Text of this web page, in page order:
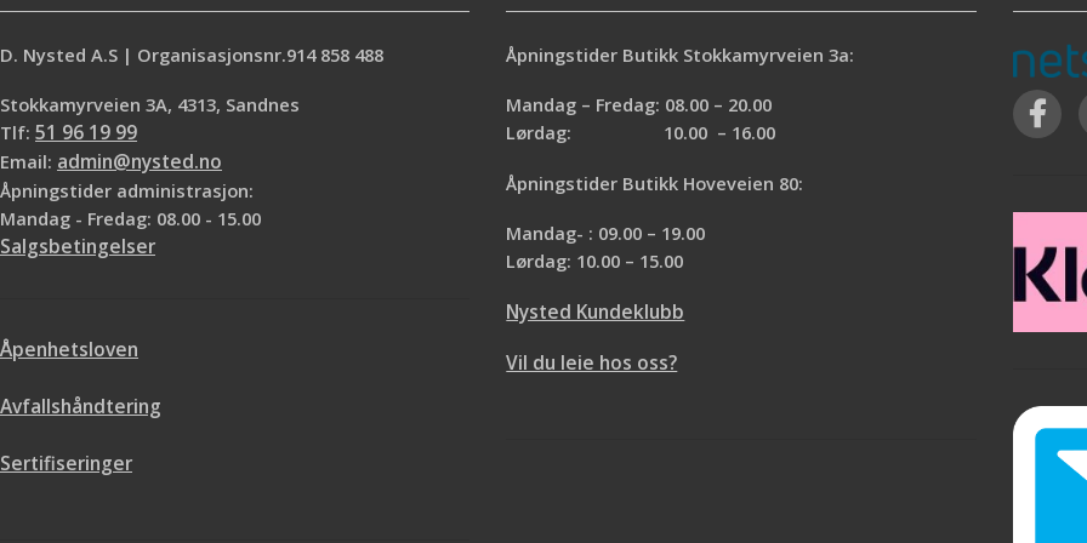
D. Nysted A.S | Organisasjonsnr.914 858 488
Stokkamyrveien 3A, 4313, Sandnes
Tlf: 51 96 19 99
Email: admin@nysted.no
Åpningstider administrasjon:
Mandag - Fredag: 08.00 - 15.00
Salgsbetingelser
Åpenhetsloven
Avfallshåndtering
Sertifiseringer
Åpningstider Butikk Stokkamyrveien 3a:
Mandag – Fredag: 08.00 – 20.00
Lørdag: 10.00 – 16.00
Åpningstider Butikk Hoveveien 80:
Mandag- : 09.00 – 19.00
Lørdag: 10.00 – 15.00
Nysted Kundeklubb
Vil du leie hos oss?